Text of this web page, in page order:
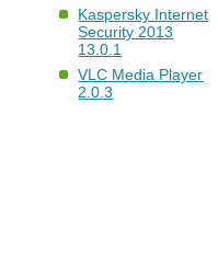
Kaspersky Internet
Security 2013
13.0.1
VLC Media Player
2.0.3